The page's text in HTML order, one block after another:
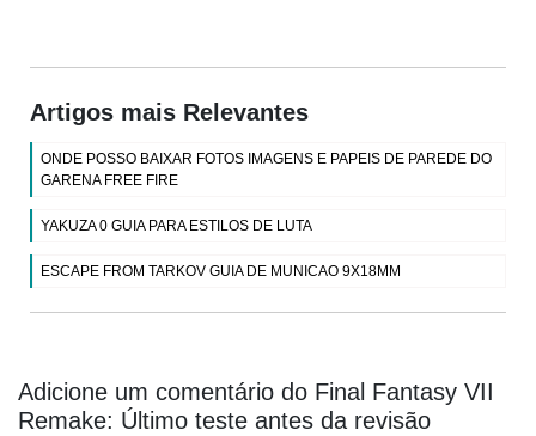
Artigos mais Relevantes
ONDE POSSO BAIXAR FOTOS IMAGENS E PAPEIS DE PAREDE DO
GARENA FREE FIRE
YAKUZA 0 GUIA PARA ESTILOS DE LUTA
ESCAPE FROM TARKOV GUIA DE MUNICAO 9X18MM
Adicione um comentário do Final Fantasy VII
Remake: Último teste antes da revisão